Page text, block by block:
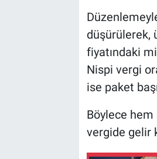
düşürülerek,
fiyatındaki
Nispi vergi
ise paket
Böylece
vergide gelir